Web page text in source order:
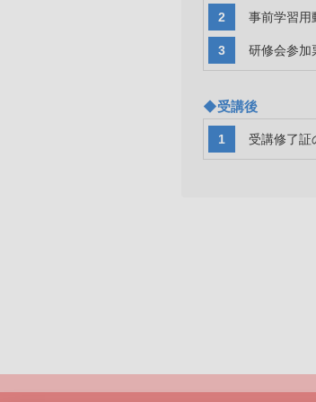
事前学習用
研修会参加
◆受講後
受講修了証